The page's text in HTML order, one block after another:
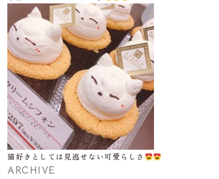
猫好きとしては見逃せない可愛らしさ
ARCHIVE